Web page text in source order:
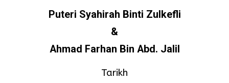
Puteri Syahirah Binti Zulkefli
&
Ahmad Farhan Bin Abd. Jalil
Tarikh